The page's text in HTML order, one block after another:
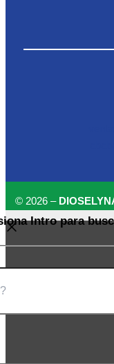
© 2026 –
Intro para